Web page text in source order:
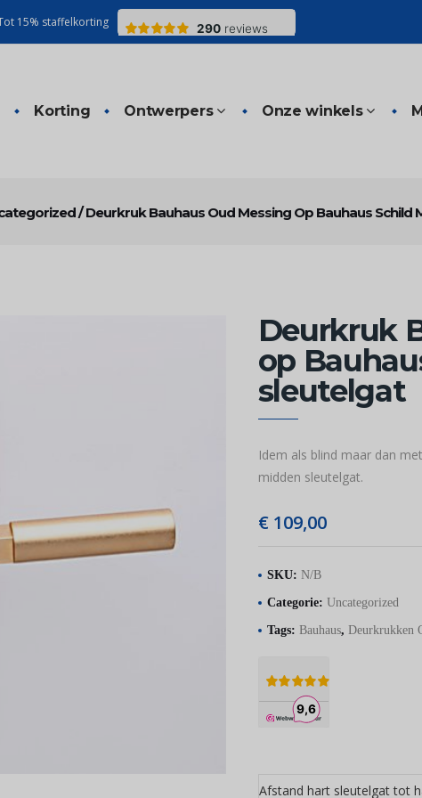
15% staffelkorting
Korting Ontwerpers Onze winkels
/Deurkruk Bauhaus Oud Messing Op Bauhaus Schild
Deurkruk
op
sleutelgat
Idem als blind maar dan
midden sleutelgat.
€109,00
SKU: N/B
Categorie: Uncategorized
Tags: Bauhaus, Deurkrukken
Afstand hart sleutelgat tot